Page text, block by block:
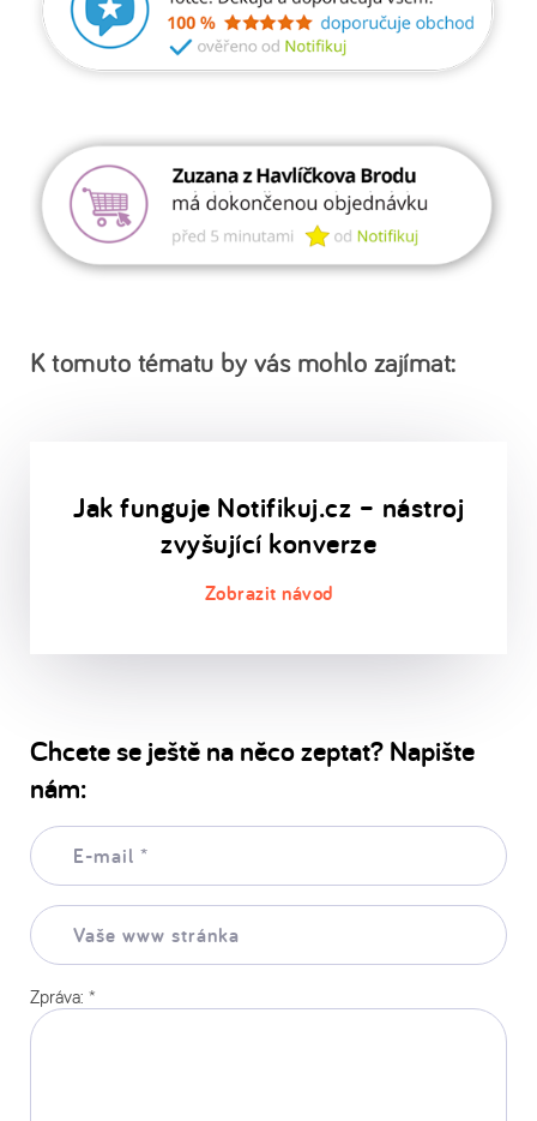
K tomuto tématu by vás mohlo zajímat:
Jak funguje Notifikuj.cz – nástroj
zvyšující konverze
Chcete se ještě na něco zeptat? Napište
nám:
E-
mail:
Vaše
www
stránka:
Zpráva: *